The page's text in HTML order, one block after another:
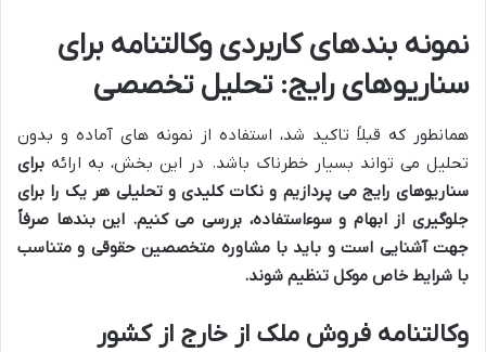
نمونه بندهای کاربردی وکالتنامه برای
سناریوهای رایج: تحلیل تخصصی
همانطور که قبلاً تاکید شد، استفاده از نمونه های آماده و بدون
تحلیل می تواند بسیار خطرناک باشد. در این بخش، به ارائه برای
سناریوهای رایج می پردازیم و نکات کلیدی و تحلیلی هر یک را برای
جلوگیری از ابهام و سوءاستفاده، بررسی می کنیم. این بندها صرفاً
جهت آشنایی است و باید با مشاوره متخصصین حقوقی و متناسب
با شرایط خاص موکل تنظیم شوند.
وکالتنامه فروش ملک از خارج از کشور